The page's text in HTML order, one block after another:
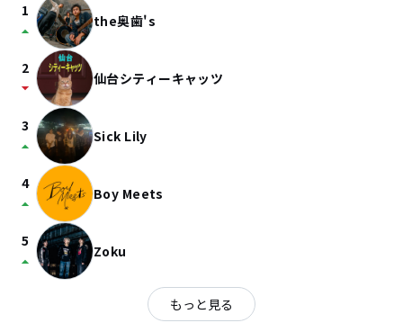
1
arrow_drop_up the奥歯's
2
arrow_drop_down 仙台シティーキャッツ
3
arrow_drop_up Sick Lily
4
arrow_drop_up Boy Meets
5
arrow_drop_up Zoku
もっと見る